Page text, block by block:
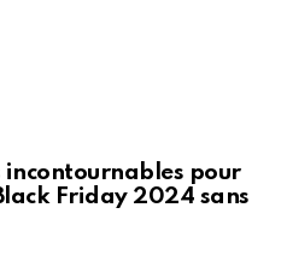
incontournables pour
Friday 2024 sans